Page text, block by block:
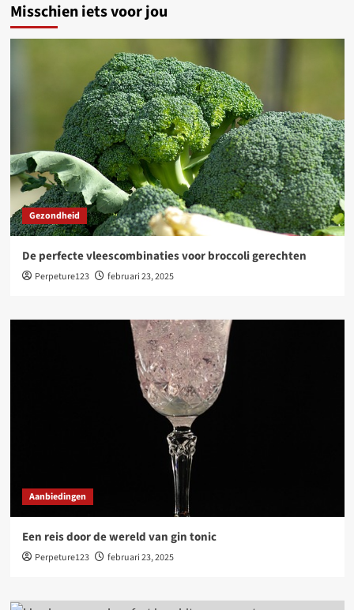
Misschien iets voor jou
Gezondheid
De perfecte vleescombinaties voor broccoli gerechten
Perpeture123 februari 23, 2025
Aanbiedingen
Een reis door de wereld van gin tonic
Perpeture123 februari 23, 2025